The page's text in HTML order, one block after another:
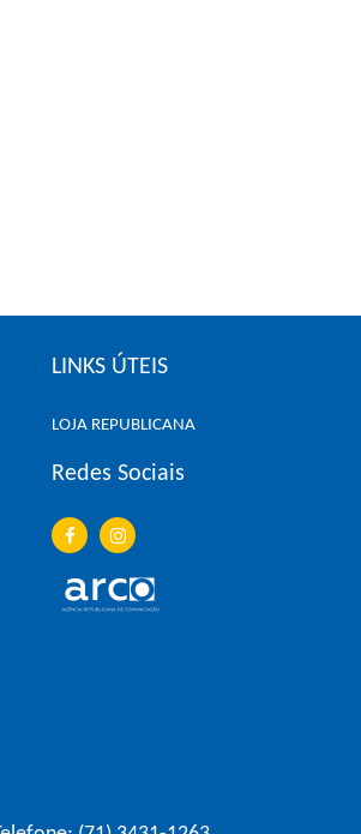
LINKS ÚTEIS
LOJA REPUBLICANA
Redes Sociais